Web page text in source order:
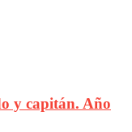
y capitán. Año